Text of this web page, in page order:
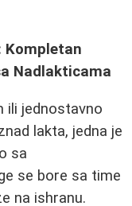
Kompletan
Nadlakticama
ili jednostavno
lakta, jedna je
sa
se bore sa time
na ishranu.